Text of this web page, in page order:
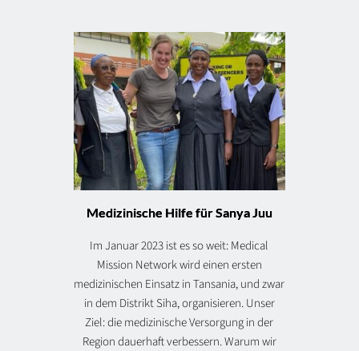
Medizinische Hilfe für Sanya Juu
Im Januar 2023 ist es so weit: Medical
Mission Network wird einen ersten
medizinischen Einsatz in Tansania, und zwar
in dem Distrikt Siha, organisieren. Unser
Ziel: die medizinische Versorgung in der
Region dauerhaft verbessern. Warum wir